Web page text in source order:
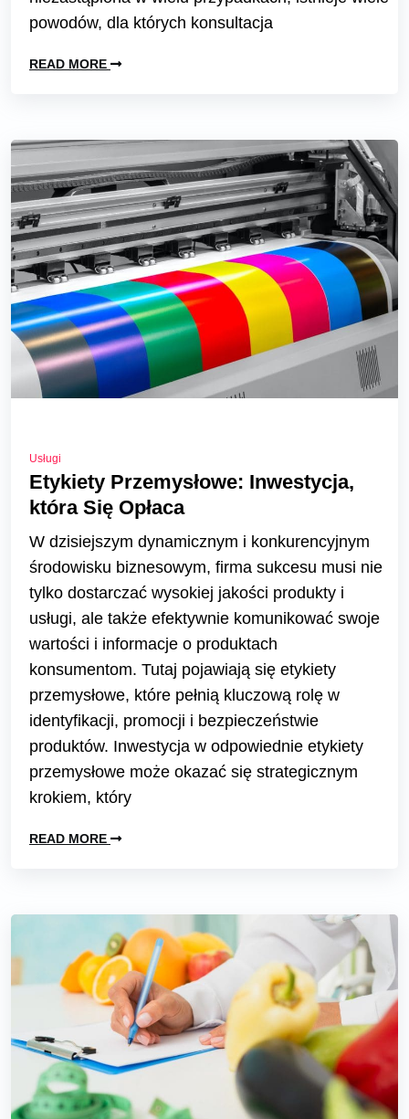
powodów, dla których konsultacja
READ MORE
Usługi
Etykiety Przemysłowe: Inwestycja,
która Się Opłaca
W dzisiejszym dynamicznym i konkurencyjnym
środowisku biznesowym, firma sukcesu musi nie
tylko dostarczać wysokiej jakości produkty i
usługi, ale także efektywnie komunikować swoje
wartości i informacje o produktach
konsumentom. Tutaj pojawiają się etykiety
przemysłowe, które pełnią kluczową rolę w
identyfikacji, promocji i bezpieczeństwie
produktów. Inwestycja w odpowiednie etykiety
przemysłowe może okazać się strategicznym
krokiem, który
READ MORE